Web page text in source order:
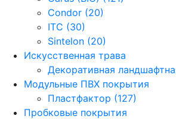
Condor (20)
ITC (30)
Sintelon (20)
Искусственная трава
Декоративная
Модульные ПВХ покрытия
Пластфактор (127)
Пробковые покрытия